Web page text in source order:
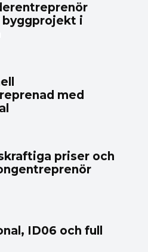
byggprojekt i
med
priser och
ID06 och full